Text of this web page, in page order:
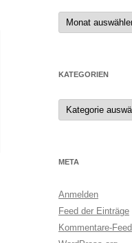
Archive
KATEGORIEN
Kategorien
META
Anmelden
Feed der Einträge
Kommentare-Feed